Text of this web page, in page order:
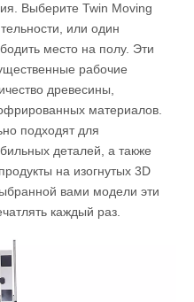
Выберите Twin Moving
или один
место на полу. Эти
рабочие
древесины,
материалов.
подходят для
деталей, а также
на изогнутых 3D
вами модели эти
каждый раз.